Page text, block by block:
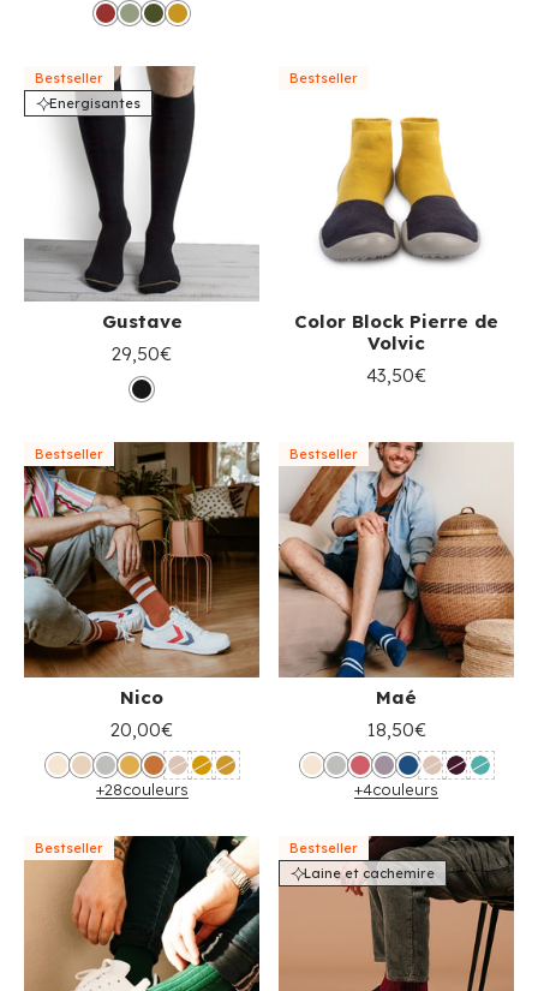
Bestseller
Energisantes
Gustave
29,50€
Bestseller
Color Block Pierre de
Volvic
43,50€
Bestseller
Nico
20,00€
+28couleurs
Bestseller
Maé
18,50€
+4couleurs
Bestseller
Bestseller
Laine et cachemire